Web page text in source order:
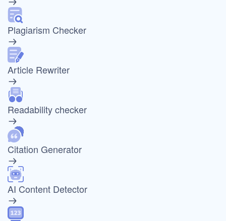
Plagiarism Checker
Article Rewriter
Readability checker
Citation Generator
AI Content Detector